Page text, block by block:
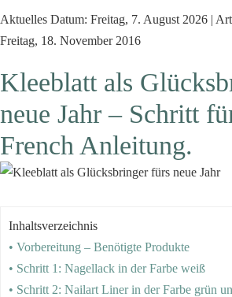
Aktuelles Datum: Freitag, 7. August 2026 |
Freitag, 18. November 2016
Kleeblatt als
neue Jahr – Schritt
French Anleitung.
Inhaltsverzeichnis
• Vorbereitung – Benötigte Produkte
• Schritt 1: Nagellack in der Farbe weiß
• Schritt 2: Nailart Liner in der Farbe grün